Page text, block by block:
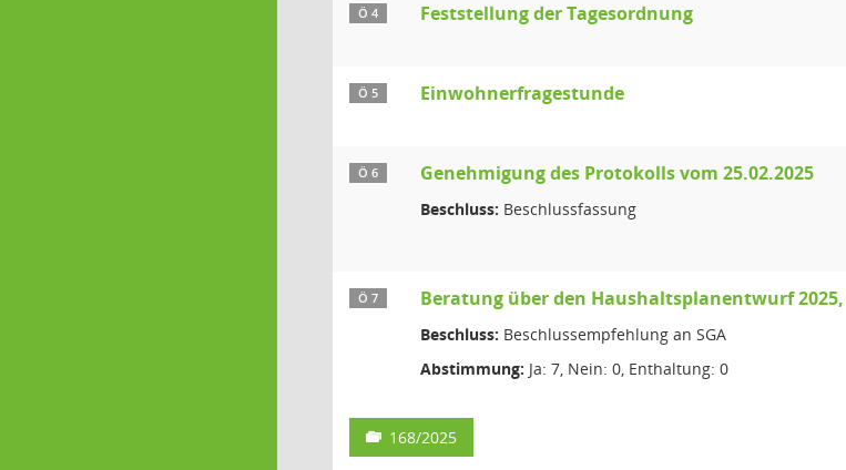
Ö 4 Feststellung der Tagesordnung
Ö 5 Einwohnerfragestunde
Ö 6 Genehmigung des Protokolls vom 25.02.2025
Beschluss: Beschlussfassung
Ö 7 Beratung über den Haushaltsplanentwurf
Beschluss: Beschlussempfehlung an SGA
Abstimmung: Ja: 7, Nein: 0, Enthaltung: 0
168/2025